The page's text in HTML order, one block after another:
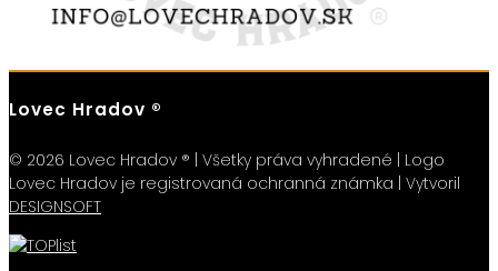
Lovec Hradov ®
© 2026 Lovec Hradov ® | Všetky práva vyhradené | Logo
Lovec Hradov je registrovaná ochranná známka | Vytvoril
DESIGNSOFT